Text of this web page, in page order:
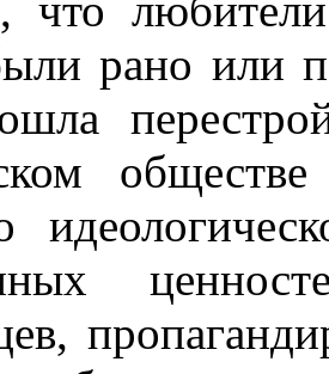
рано или